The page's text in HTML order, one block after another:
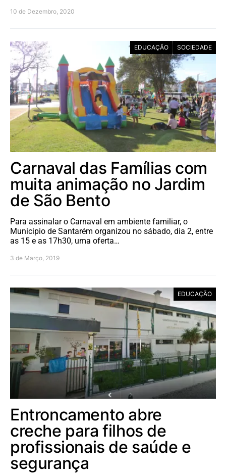
10 de Dezembro, 2020
EDUCAÇÃO SOCIEDADE
Carnaval das Famílias com
muita animação no Jardim
de São Bento
Para assinalar o Carnaval em ambiente familiar, o
Municipio de Santarém organizou no sábado, dia 2, entre
as 15 e as 17h30, uma oferta…
3 de Março, 2019
EDUCAÇÃO
Entroncamento abre
creche para filhos de
profissionais de saúde e
segurança